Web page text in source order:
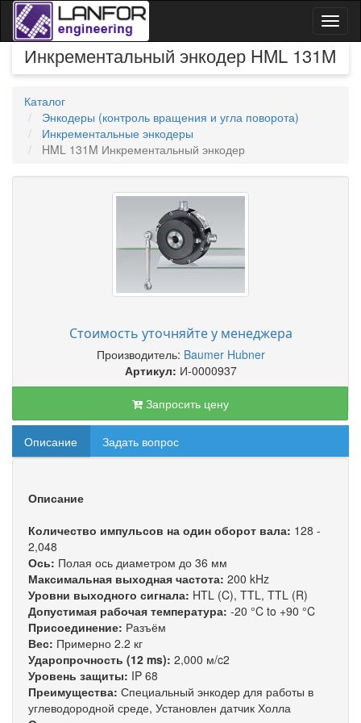
Инкрементальный энкодер HML 131M
Каталог
Энкодеры (контроль вращения и угла поворота)
Инкрементальные энкодеры
HML 131M Инкрементальный энкодер
Стоимость уточняйте у менеджера
Производитель: Baumer Hubner
Артикул: И-0000937
Запросить цену
Описание Задать вопрос
Описание
Количество импульсов на один оборот вала: 128 -
2,048
Ось: Полая ось диаметром до 36 мм
Максимальная выходная частота: 200 kHz
Уровни выходного сигнала: HTL (C), TTL, TTL (R)
Допустимая рабочая температура: -20 °C to +90 °C
Присоединение: Разъём
Вес: Примерно 2.2 кг
Ударопрочность (12 ms): 2,000 м/c2
Уровень защиты: IP 68
Преимущества: Специальный энкодер для работы в
углеводородной среде, Установлен датчик Холла